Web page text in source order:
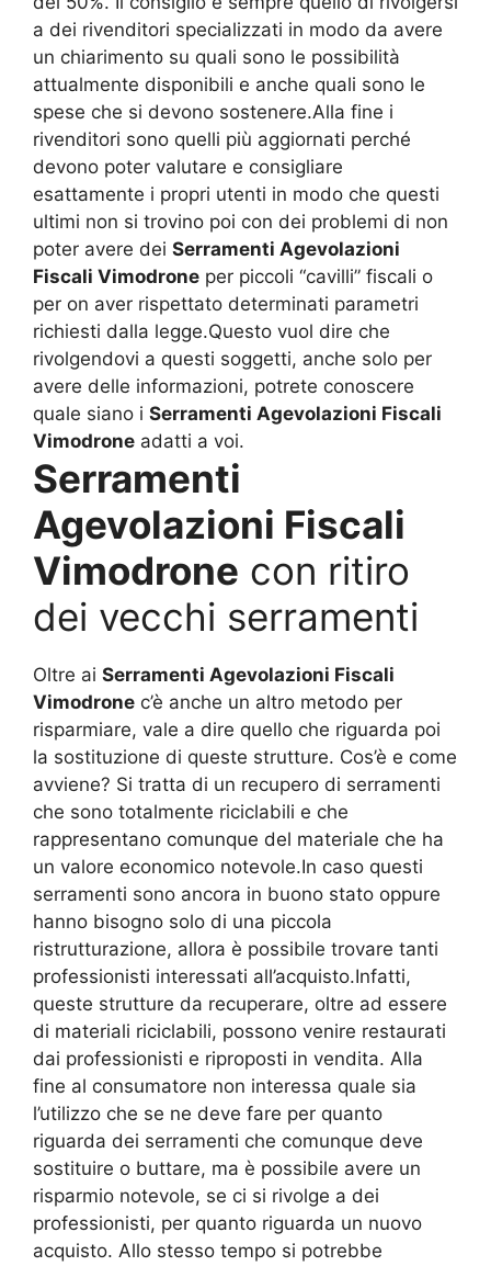
a dei rivenditori specializzati in modo da avere
un chiarimento su quali sono le possibilità
attualmente disponibili e anche quali sono le
spese che si devono sostenere.Alla fine i
rivenditori sono quelli più aggiornati perché
devono poter valutare e consigliare
esattamente i propri utenti in modo che questi
ultimi non si trovino poi con dei problemi di non
poter avere dei Serramenti Agevolazioni
Fiscali Vimodrone per piccoli “cavilli” fiscali o
per on aver rispettato determinati parametri
richiesti dalla legge.Questo vuol dire che
rivolgendovi a questi soggetti, anche solo per
avere delle informazioni, potrete conoscere
quale siano i Serramenti Agevolazioni Fiscali
Vimodrone adatti a voi.
Serramenti
Agevolazioni Fiscali
Vimodrone con ritiro
dei vecchi serramenti
Oltre ai Serramenti Agevolazioni Fiscali
Vimodrone c’è anche un altro metodo per
risparmiare, vale a dire quello che riguarda poi
la sostituzione di queste strutture. Cos’è e come
avviene? Si tratta di un recupero di serramenti
che sono totalmente riciclabili e che
rappresentano comunque del materiale che ha
un valore economico notevole.In caso questi
serramenti sono ancora in buono stato oppure
hanno bisogno solo di una piccola
ristrutturazione, allora è possibile trovare tanti
professionisti interessati all’acquisto.Infatti,
queste strutture da recuperare, oltre ad essere
di materiali riciclabili, possono venire restaurati
dai professionisti e riproposti in vendita. Alla
fine al consumatore non interessa quale sia
l’utilizzo che se ne deve fare per quanto
riguarda dei serramenti che comunque deve
sostituire o buttare, ma è possibile avere un
risparmio notevole, se ci si rivolge a dei
professionisti, per quanto riguarda un nuovo
acquisto. Allo stesso tempo si potrebbe